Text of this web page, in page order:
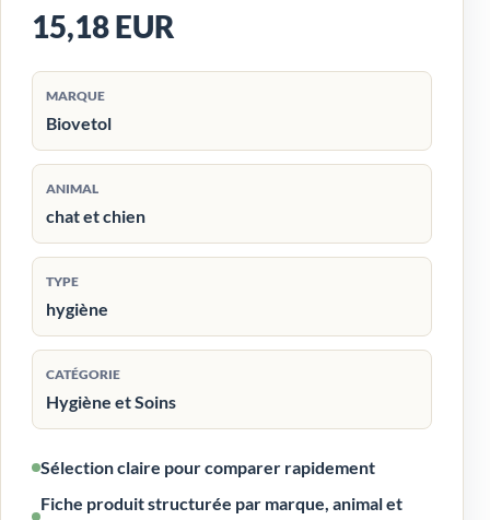
15,18 EUR
MARQUE
Biovetol
ANIMAL
chat et chien
TYPE
hygiène
CATÉGORIE
Hygiène et Soins
Sélection claire pour comparer rapidement
Fiche produit structurée par marque, animal et